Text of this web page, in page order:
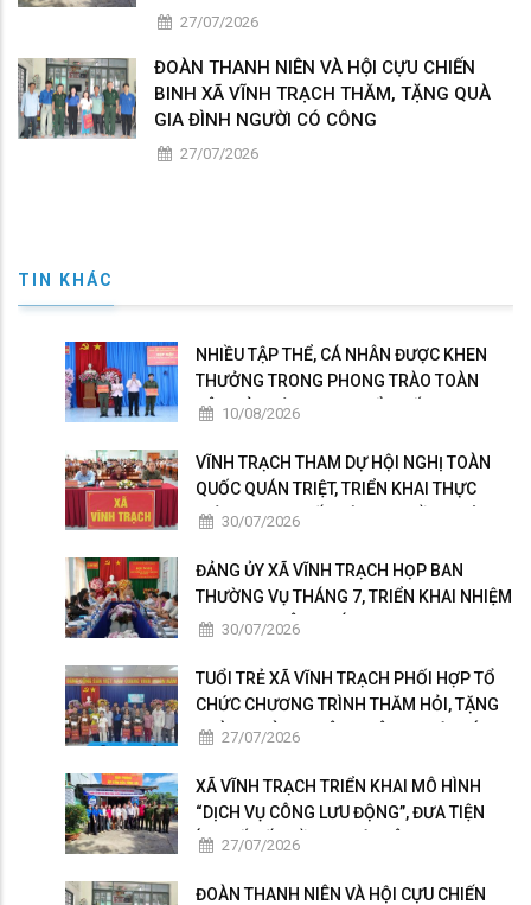
27/07/2026
ĐOÀN THANH NIÊN VÀ HỘI CỰU CHIẾN
BINH XÃ VĨNH TRẠCH THĂM, TẶNG QUÀ
GIA ĐÌNH NGƯỜI CÓ CÔNG
27/07/2026
TIN KHÁC
NHIỀU TẬP THỂ, CÁ NHÂN ĐƯỢC KHEN
THƯỞNG TRONG PHONG TRÀO TOÀN
DÂN BẢO VỆ AN NINH TỔ QUỐC
10/08/2026
VĨNH TRẠCH THAM DỰ HỘI NGHỊ TOÀN
QUỐC QUÁN TRIỆT, TRIỂN KHAI THỰC
HIỆN NGHỊ QUYẾT HỘI NGHỊ LẦN THỨ BA
KHÓA XIV
30/07/2026
ĐẢNG ỦY XÃ VĨNH TRẠCH HỌP BAN
THƯỜNG VỤ THÁNG 7, TRIỂN KHAI NHIỆM
VỤ TRỌNG TÂM THÁNG 8
30/07/2026
TUỔI TRẺ XÃ VĨNH TRẠCH PHỐI HỢP TỔ
CHỨC CHƯƠNG TRÌNH THĂM HỎI, TẶNG
QUÀ GIA ĐÌNH THÂN NHÂN NGƯỜI CÓ
27/07/2026
XÃ VĨNH TRẠCH TRIỂN KHAI MÔ HÌNH
“DỊCH VỤ CÔNG LƯU ĐỘNG”, ĐƯA TIỆN
ÍCH SỐ ĐẾN GẦN NGƯỜI DÂN
27/07/2026
ĐOÀN THANH NIÊN VÀ HỘI CỰU CHIẾN